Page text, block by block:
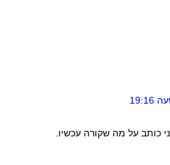
כותב על מה שקורה עכשיו.